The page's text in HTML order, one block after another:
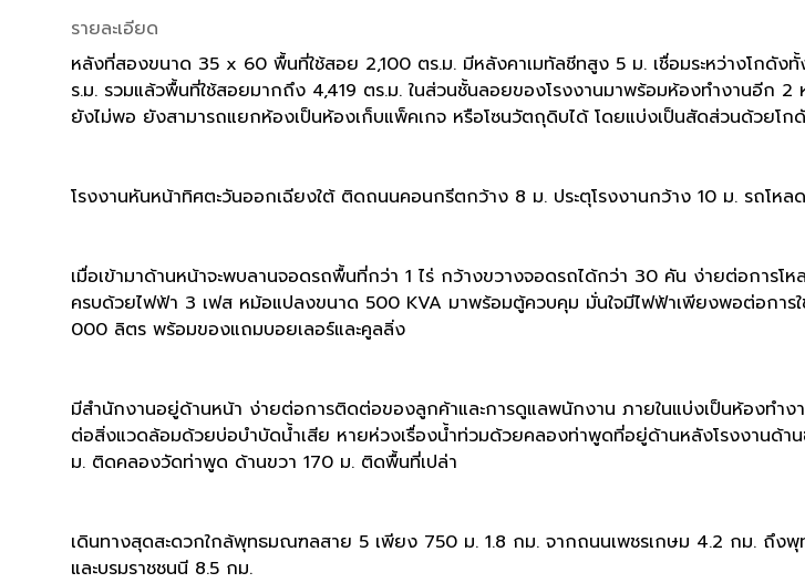
รายละเอียด
หลังที่สองขนาด 35 x 60 พื้นที่ใช้สอย 2,100 ตร.ม. มีหลังคาเมทัลชีทสูง 5 ม. เชื่อมระหว่างโกดัง
ร.ม. รวมแล้วพื้นที่ใช้สอยมากถึง 4,419 ตร.ม. ในส่วนชั้นลอยของโรงงานมาพร้อมห้องทำงานอีก 2
ยังไม่พอ ยังสามารถแยกห้องเป็นห้องเก็บแพ็คเกจ หรือโซนวัตถุดิบได้ โดยแบ่งเป็นสัดส่วนด้วยโ
โรงงานหันหน้าทิศตะวันออกเฉียงใต้ ติดถนนคอนกรีตกว้าง 8 ม. ประตุโรงงานกว้าง 10 ม. รถโหล
เมื่อเข้ามาด้านหน้าจะพบลานจอดรถพื้นที่กว่า 1 ไร่ กว้างขวางจอดรถได้กว่า 30 คัน ง่ายต่อการโ
ครบด้วยไฟฟ้า 3 เฟส หม้อแปลงขนาด 500 KVA มาพร้อมตู้ควบคุม มั่นใจมีไฟฟ้าเพียงพอต่อการใ
000 ลิตร พร้อมของแถมบอยเลอร์และคูลลิ่ง
มีสำนักงานอยู่ด้านหน้า ง่ายต่อการติดต่อของลูกค้าและการดูแลพนักงาน ภายในแบ่งเป็นห้องทำง
ต่อสิ่งแวดล้อมด้วยบ่อบำบัดน้ำเสีย หายห่วงเรื่องน้ำท่วมด้วยคลองท่าพูดที่อยู่ด้านหลังโรงงานด้า
ม. ติดคลองวัดท่าพูด ด้านขวา 170 ม. ติดพื้นที่เปล่า
เดินทางสุดสะดวกใกล้พุทธมณฑลสาย 5 เพียง 750 ม. 1.8 กม. จากถนนเพชรเกษม 4.2 กม. ถึง
และบรมราชชนนี 8.5 กม.